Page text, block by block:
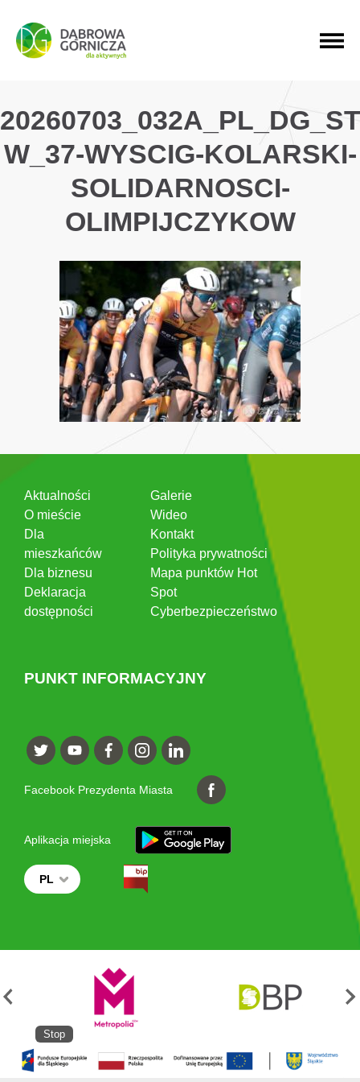
PRZEJDŹ DO MENU GŁÓWNEGO
PRZEJDŹ DO WYSZUKIWARKI
PRZEJDŹ DO TREŚCI
W_37-WYSCIG-KOLARSKI-
SOLIDARNOSCI-
OLIMPIJCZYKOW
Aktualności
O mieście
Dla
mieszkańców
Dla biznesu
Deklaracja
dostępności
Galerie
Wideo
Kontakt
Polityka prywatności
Mapa punktów Hot
Spot
Cyberbezpieczeństwo
PUNKT INFORMACYJNY
Facebook Prezydenta Miasta
Aplikacja miejska
PL
Stop